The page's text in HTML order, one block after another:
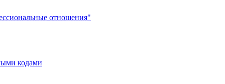
отношения"
кодами